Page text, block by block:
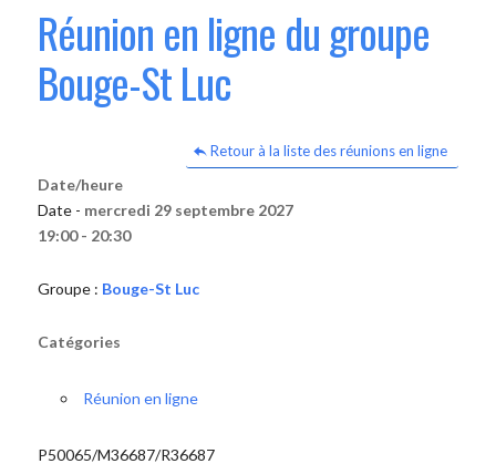
Réunion en ligne du groupe
Bouge-St Luc
Retour à la liste des réunions en ligne
Date/heure
Date - mercredi 29 septembre 2027
19:00 - 20:30
Groupe : Bouge-St Luc
Catégories
Réunion en ligne
P50065/M36687/R36687